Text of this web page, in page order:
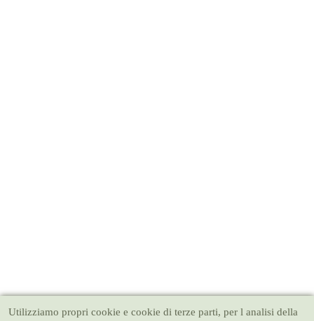
Utilizziamo propri cookie e cookie di terze parti, per l analisi della